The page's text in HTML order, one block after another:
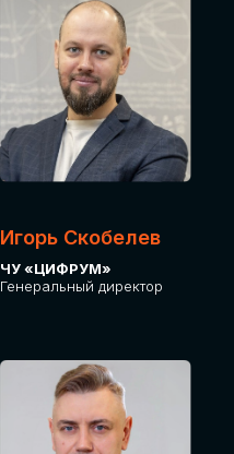
Игорь Скобелев
ЧУ «ЦИФРУМ»
Генеральный директор